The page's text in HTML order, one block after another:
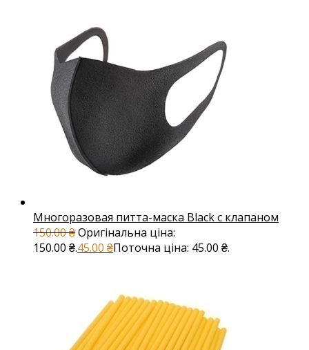
Многоразовая питта-маска Black с клапаном
150.00₴Оригінальна ціна:
150.00 ₴.45.00 ₴Поточна ціна: 45.00 ₴.